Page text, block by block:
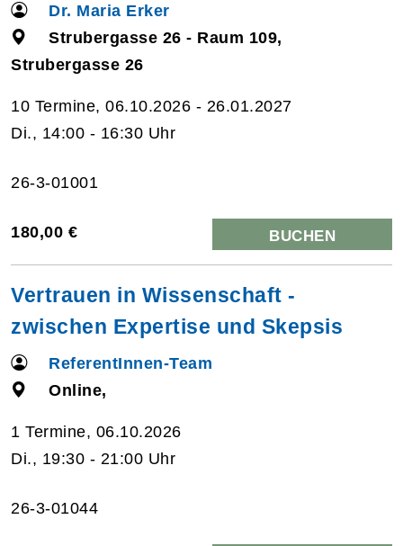
Dr. Maria Erker
Strubergasse 26 - Raum 109,
Strubergasse 26
10 Termine, 06.10.2026 - 26.01.2027
Di., 14:00 - 16:30 Uhr
26-3-01001
180,00 € BUCHEN
Vertrauen in Wissenschaft -
zwischen Expertise und Skepsis
ReferentInnen-Team
Online,
1 Termine, 06.10.2026
Di., 19:30 - 21:00 Uhr
26-3-01044